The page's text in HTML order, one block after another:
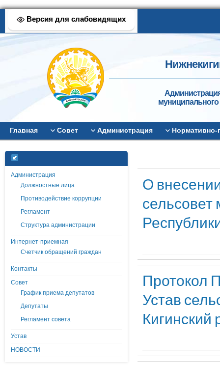
Версия для слабовидящих
муниципального
Главная Совет Администрация
Администрация
Должностные лица
Противодействие коррупции
Регламент
Структура администрации
Интернет-приемная
Счетчик обращений граждан
Контакты
Совет
График приема депутатов
Депутаты
Регламент совета
Устав
НОВОСТИ
О
сельсовет
Протокол
Устав
Кигинский